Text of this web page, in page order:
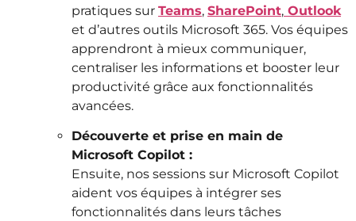
pratiques sur Teams, SharePoint, Outlook
et d’autres outils Microsoft 365. Vos équipes
apprendront à mieux communiquer,
centraliser les informations et booster leur
productivité grâce aux fonctionnalités
avancées.
Découverte et prise en main de
Microsoft Copilot :
Ensuite, nos sessions sur Microsoft Copilot
aident vos équipes à intégrer ses
fonctionnalités dans leurs tâches